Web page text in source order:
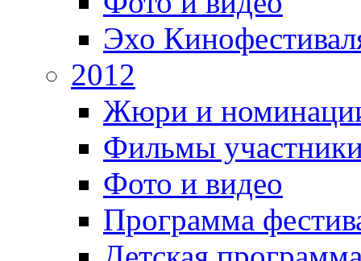
Эхо
2012
Жюри и
Фильмы
Фото и видео
Программа